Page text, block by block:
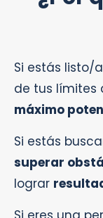
Si estás listo/
de tus límites
máximo
Si estás
superar
lograr